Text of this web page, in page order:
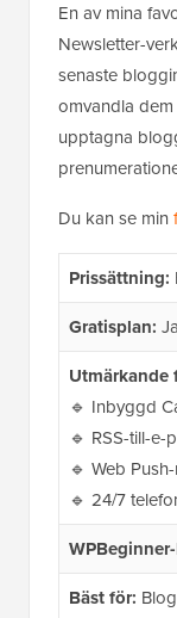
En av mina
Newsletter-
senaste
omvandla
upptagna
Du kan se min
Prissättning:
Gratisplan:
Utmärkande
🔹 Inbyggd
🔹 RSS-till-
🔹 Web
🔹 24/7
Bäst för: